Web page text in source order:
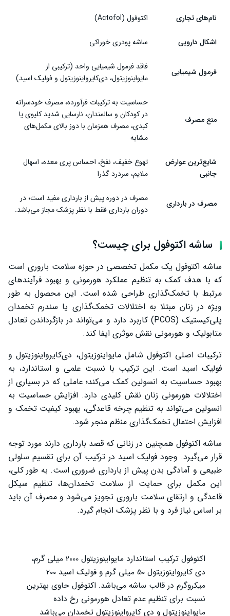
نام‌های تجاری اکتوفول (Actofol)
اشکال دارویی ساشه پودری خوراکی
فرمول شیمیایی
فاقد فرمول شیمیایی واحد (ترکیبی از
مایواینوزیتول، دی‌کایرواینوزیتول و فولیک اسید)
منع مصرف
حساسیت به ترکیبات فرآورده، مصرف خودسرانه
در کودکان و سالمندان، نارسایی شدید کلیوی یا
کبدی، مصرف همزمان با دوز بالای مکمل‌های
مشابه
شایع‌ترین عوارض
جانبی
تهوع خفیف، نفخ، احساس پری معده، اسهال
ملایم، سردرد گذرا
مصرف در بارداری
مصرف در دوره پیش از بارداری مفید است؛ در
دوران بارداری فقط با نظر پزشک مجاز می‌باشد.
ساشه اکتوفول برای چیست؟
ساشه اکتوفول یک مکمل تخصصی در حوزه سلامت باروری است
که با هدف کمک به تنظیم عملکرد هورمونی و بهبود فرآیندهای
مرتبط با تخمک‌گذاری طراحی شده است. این محصول به‌ طور
ویژه در زنان مبتلا به اختلالات تخمک‌گذاری یا سندرم تخمدان
پلی‌کیستیک (PCOS) کاربرد دارد و می‌تواند در بازگرداندن تعادل
متابولیک و هورمونی نقش موثری ایفا کند.
ترکیبات اصلی اکتوفول شامل مایواینوزیتول، دی‌کایرواینوزیتول و
فولیک اسید است. این ترکیب با نسبت علمی و استاندارد، به
بهبود حساسیت به انسولین کمک می‌کند؛ عاملی که در بسیاری از
اختلالات هورمونی زنان نقش کلیدی دارد. افزایش حساسیت به
انسولین می‌تواند به تنظیم چرخه قاعدگی، بهبود کیفیت تخمک و
افزایش احتمال تخمک‌گذاری منظم منجر شود.
ساشه اکتوفول همچنین در زنانی که قصد بارداری دارند مورد توجه
قرار می‌گیرد. وجود فولیک اسید در ترکیب آن برای تقسیم سلولی
طبیعی و آمادگی بدن پیش از بارداری ضروری است. به‌ طور کلی،
این مکمل برای حمایت از سلامت تخمدان‌ها، تنظیم سیکل
قاعدگی و ارتقای سلامت باروری تجویز می‌شود و مصرف آن باید
بر اساس نیاز فرد و با نظر پزشک انجام گیرد.
اکتوفول ترکیب استاندارد مایواینوزیتول 2000 میلی گرم،
دی کایرواینوزیتول 50 میلی گرم و فولیک اسید 200
میکروگرم در قالب ساشه می‌باشد. اکتوفول حاوی بهترین
نسبت برای تنظیم عدم تعادل هورمونی رخ داده
مایواینوزیتول و دی کایرواینوزیتول تخمدان می‌باشد